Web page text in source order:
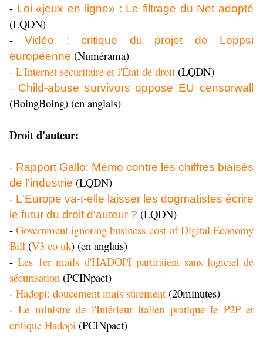
- Loi «jeux en ligne» : Le filtrage du Net adopté
(LQDN)
-
Vidéo : critique du projet de Loppsi
européenne (Numérama)
- L'Internet sécuritaire et l'État de droit (LQDN)
- Child-abuse survivors oppose EU censorwall
(BoingBoing) (en anglais)
Droit d'auteur:
- Rapport Gallo: Mémo contre les chiffres biaisés
de l'industrie (LQDN)
- L'Europe va-t-elle laisser les dogmatistes écrire
le futur du droit d'auteur ? (LQDN)
-Government ignoring business cost of Digital Economy
Bill (V3.co.uk) (en anglais)
-Les 1er mails d'HADOPI partiraient sans logiciel de
sécurisation (PCINpact)
- Hadopi: doucement mais sûrement (20minutes)
-Le ministre de l'Intérieur italien pratique le P2P et
critique Hadopi (PCINpact)